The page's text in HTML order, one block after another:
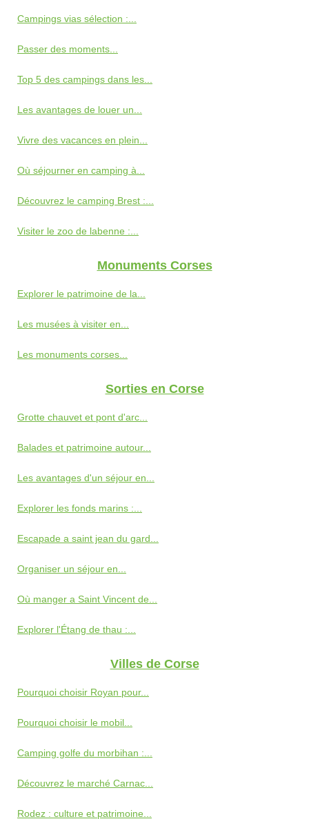
Campings vias sélection :...
Passer des moments...
Top 5 des campings dans les...
Les avantages de louer un...
Vivre des vacances en plein...
Où séjourner en camping à...
Découvrez le camping Brest :...
Visiter le zoo de labenne :...
Monuments Corses
Explorer le patrimoine de la...
Les musées à visiter en...
Les monuments corses...
Sorties en Corse
Grotte chauvet et pont d'arc...
Balades et patrimoine autour...
Les avantages d'un séjour en...
Explorer les fonds marins :...
Escapade a saint jean du gard...
Organiser un séjour en...
Où manger a Saint Vincent de...
Explorer l'Étang de thau :...
Villes de Corse
Pourquoi choisir Royan pour...
Pourquoi choisir le mobil...
Camping golfe du morbihan :...
Découvrez le marché Carnac...
Rodez : culture et patrimoine...